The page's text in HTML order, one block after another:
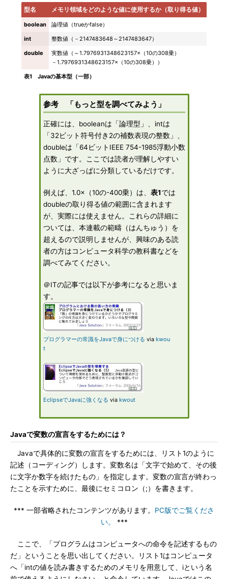
型名 メモリ領域をどのような値に使用するか（取り得る値）
boolean
論理値（trueかfalse）
int
整数値（－2147483648～2147483647）
double
実数値（～1.7976931348623157×（10の308乗）
－1.7976931348623157×（10の308乗））
表1 Javaの基本型（一部）
参考 「もっと型を調べてみよう」
正確には、booleanは「論理型」、intは
「32ビット符号付き2の補数表現の整数」、
doubleは「64ビットIEEE 754-1985浮動小数
点数」です。ここでは読者が理解しやすい
ように大ざっぱに分類しているだけです。
例えば、1.0×（10の-400乗）は、 表1では
doubleの取り得る値の範囲に含まれます
が、実際には使えません。これらの詳細に
ついては、本連載の範疇（はんちゅう）を
超えるので説明しませんが、興味のある読
者の方はコンピュータ科学の教科書などを
調べてみてください。
＠ITの記事では以下が参考になると思いま
す。
プログラマーの常識をJavaで身につける via kwou
t
EclipseでJavaに強くなる via kwout
Javaで変数の宣言をするためには？
Javaで具体的に変数の宣言をするためには、リスト1のように
記述（コーディング）します。変数名は「文字で始めて、その後
に文字か数字を続けたもの」を指定します。変数の宣言が終わっ
たことを示すために、最後にセミコロン（;）を書きます。
*** 一部省略されたコンテンツがあります。 PC版でご覧くださ
い。
***
ここで、「プログラムはコンピュータへの命令を記述するもの
だ」ということを思い出してください。リスト1はコンピュータ
へ「intの値を読み書きするためのメモリを用意して、iという名